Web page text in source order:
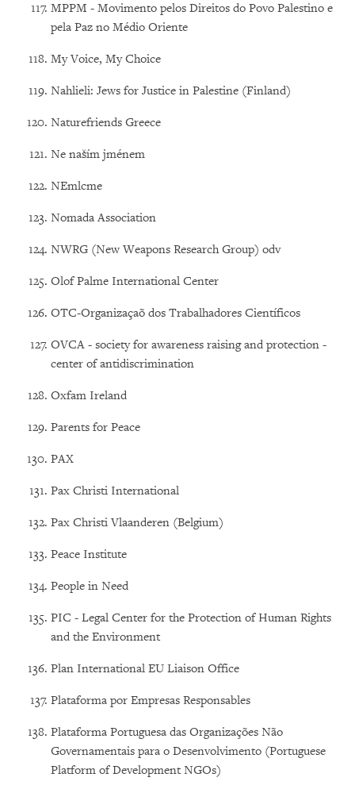
MPPM - Movimento pelos Direitos do Povo Palestino e
pela Paz no Médio Oriente
My Voice, My Choice
Nahlieli: Jews for Justice in Palestine (Finland)
Naturefriends Greece
Ne naším jménem
NEmlcme
Nomada Association
NWRG (New Weapons Research Group) odv
Olof Palme International Center
OTC-Organizaçaõ dos Trabalhadores Científicos
OVCA - society for awareness raising and protection -
center of antidiscrimination
Oxfam Ireland
Parents for Peace
PAX
Pax Christi International
Pax Christi Vlaanderen (Belgium)
Peace Institute
People in Need
PIC - Legal Center for the Protection of Human Rights
and the Environment
Plan International EU Liaison Office
Plataforma por Empresas Responsables
Plataforma Portuguesa das Organizações Não
Governamentais para o Desenvolvimento (Portuguese
Platform of Development NGOs)